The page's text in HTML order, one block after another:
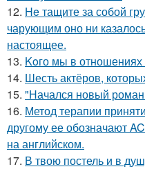
12. He тащите за собой
чарующим оно ни
настоящее.
13. Koго мы в
14. Шесть актёров,
15. "Начался новый
16. Метод терапии
другому ее обозначают
на английском.
17. В твою постель и в